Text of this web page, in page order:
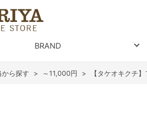
BRAND
から探す > ～11,000円 > 【タケオキクチ